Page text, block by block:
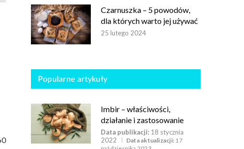
Czarnuszka – 5 powodów,
dla których warto jej używać
25 lutego 2024
Popularne artykuły
Imbir – właściwości,
działanie i zastosowanie
Data publikacji: 18 stycznia
2022
Data aktualizacji: 17